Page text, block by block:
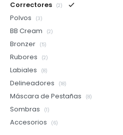
Correctores (2)
Polvos (3)
BB Cream (2)
Bronzer (5)
Rubores (2)
Labiales (8)
Delineadores (18)
Máscara de Pestañas (8)
Sombras (1)
Accesorios (6)